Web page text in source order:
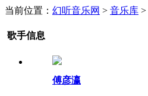
当前位置： 幻听音乐网 > 音乐库 >
歌手信息
傅彦瀛